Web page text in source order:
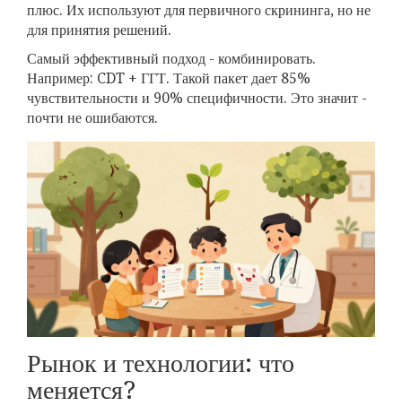
плюс. Их используют для первичного скрининга, но не
для принятия решений.
Самый эффективный подход - комбинировать.
Например: CDT + ГГТ. Такой пакет дает 85%
чувствительности и 90% специфичности. Это значит -
почти не ошибаются.
Рынок и технологии: что
меняется?